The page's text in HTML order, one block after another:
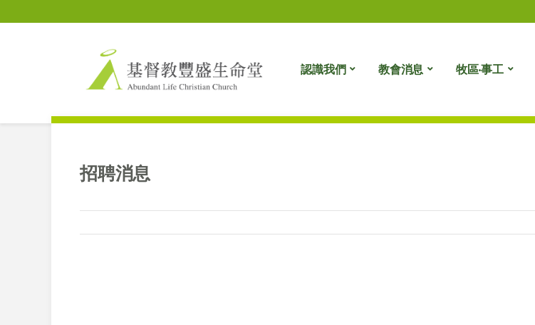
認識我們 教會消息 牧區‧事工
招聘消息